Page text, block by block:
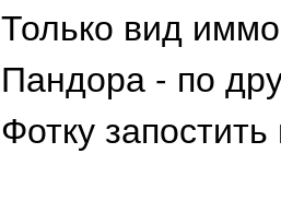
Только вид
Пандора - по
Фотку